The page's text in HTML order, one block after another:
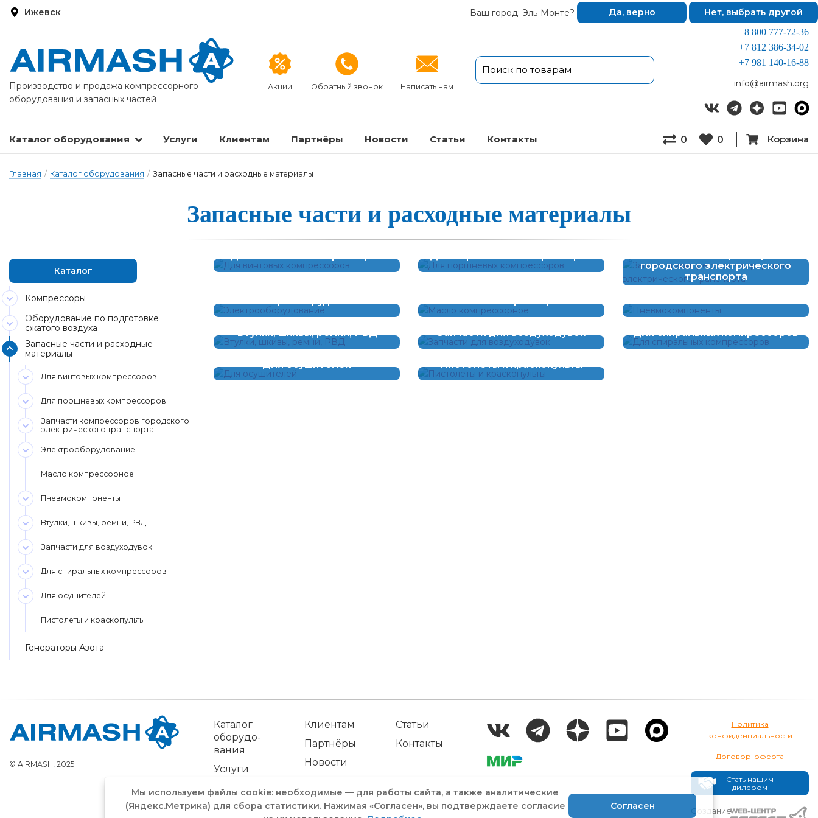
Ижевск Ваш город: Эль-Монте? Да, верно Нет, выбрать другой
Производство и продажа компрессорного
оборудования и запасных частей
Акции Обратный звонок Написать нам
8 800 777-72-36
+7 812 386-34-02
+7 981 140-16-88
info@airmash.org
Каталог оборудования Услуги Клиентам Партнёры Новости Статьи Кон­так­ты 0 0 Корзина
Главная / Каталог оборудования / Запасные части и расходные материалы
Запасные час­ти и рас­ходные ма­те­ри­а­лы
Каталог
Компрессоры
Оборудование по подготовке
сжатого воздуха
Запасные части и расходные
материалы
Для винтовых компрессоров
Для поршневых компрессоров
Запчасти компрессоров городского
электрического транспорта
Электрооборудование
Масло компрессорное
Пневмокомпоненты
Втулки, шкивы, ремни, РВД
Запчасти для воздуходувок
Для спиральных компрессоров
Для осушителей
Пистолеты и краскопульты
Генераторы Азота
городского электрического
транспорта
© AIRMASH, 2025
Каталог
обо­рудо­
вания
Услуги
Клиентам
Партнёры
Новости
Статьи
Контакты
Политика
конфиденциальности
Договор-оферта
Стать нашим
дилером
Создание
Мы используем файлы cookie: необходимые — для работы сайта, а также аналитические
(Яндекс.Метрика) для сбора статистики. Нажимая «Согласен», вы подтверждаете согласие
Согласен